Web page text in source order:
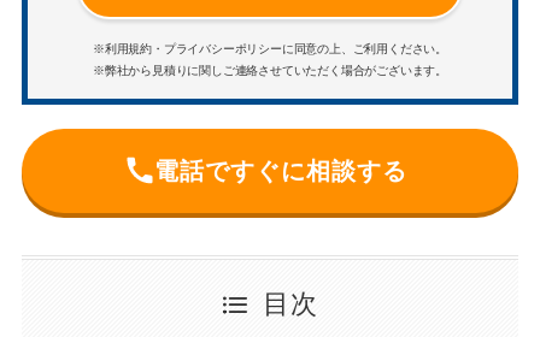
※利用規約・プライバシーポリシーに同意の上、ご利用ください。
※弊社から見積りに関しご連絡させていただく場合がございます。
電話ですぐに相談する
目次